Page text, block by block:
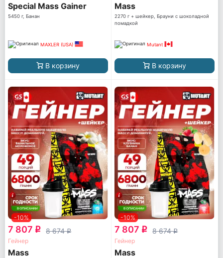
Special Mass Gainer
5450 г, Банан
MAXLER (USA)
В корзину
Mass
2270 г + шейкер, Брауни с шоколадной
помадкой
Mutant
В корзину
-10%
7 807 q 8 674q
Гейнер
Mass
-10%
7 807 q 8 674q
Гейнер
Mass